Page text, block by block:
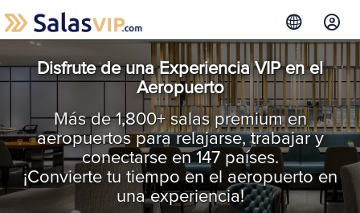
Disfrute de una Experiencia VIP en el
Aeropuerto
Más de 1,800+ salas premium en
aeropuertos para relajarse, trabajar y
conectarse en 147 países.
¡Convierte tu tiempo en el aeropuerto en
una experiencia!